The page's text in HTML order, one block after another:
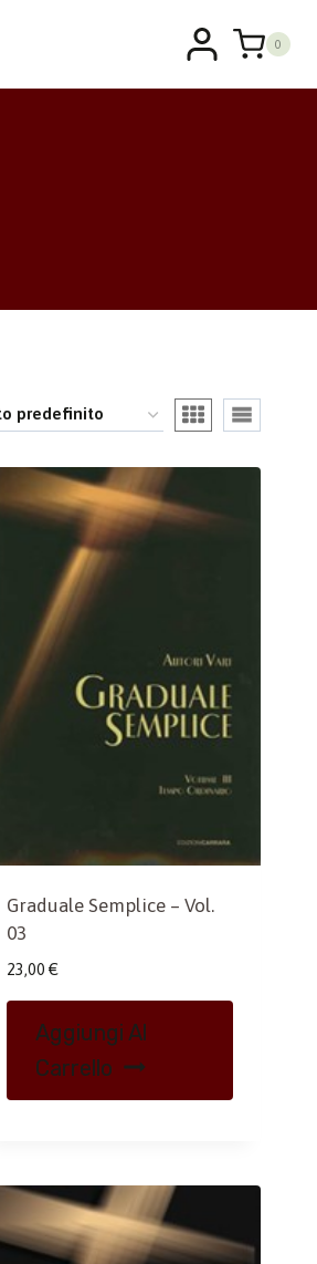
0
Graduale Semplice – Vol.
03
23,00 €
Aggiungi Al
Carrello